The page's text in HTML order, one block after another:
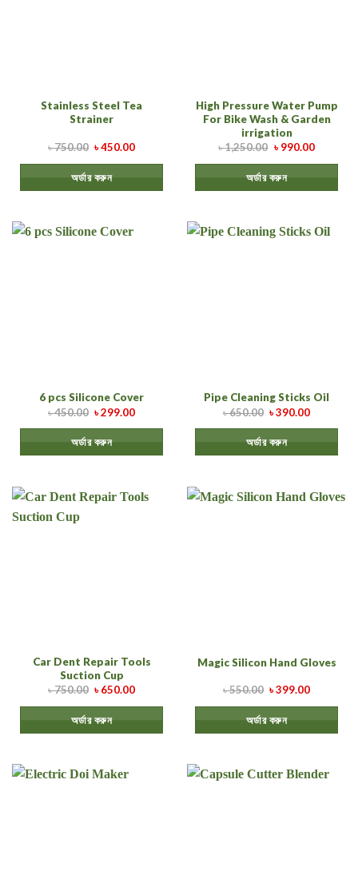
Stainless Steel Tea
Strainer
৳750.00 ৳450.00
অর্ডার করুন
High Pressure Water Pump
For Bike Wash & Garden
irrigation
৳1,250.00 ৳990.00
অর্ডার করুন
6 pcs Silicone Cover
৳450.00 ৳299.00
অর্ডার করুন
Pipe Cleaning Sticks Oil
৳650.00 ৳390.00
অর্ডার করুন
Car Dent Repair Tools
Suction Cup
৳750.00 ৳650.00
অর্ডার করুন
Magic Silicon Hand Gloves
৳550.00 ৳399.00
অর্ডার করুন